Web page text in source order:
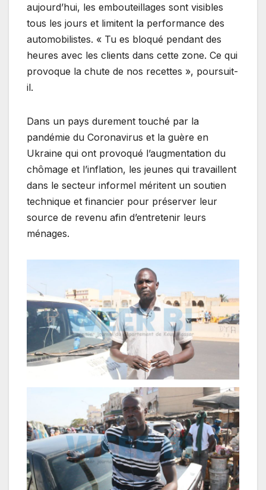
aujourd’hui, les embouteillages sont visibles
tous les jours et limitent la performance des
automobilistes. « Tu es bloqué pendant des
heures avec les clients dans cette zone. Ce qui
provoque la chute de nos recettes », poursuit-
il.
Dans un pays durement touché par la
pandémie du Coronavirus et la guère en
Ukraine qui ont provoqué l’augmentation du
chômage et l’inflation, les jeunes qui travaillent
dans le secteur informel méritent un soutien
technique et financier pour préserver leur
source de revenu afin d’entretenir leurs
ménages.